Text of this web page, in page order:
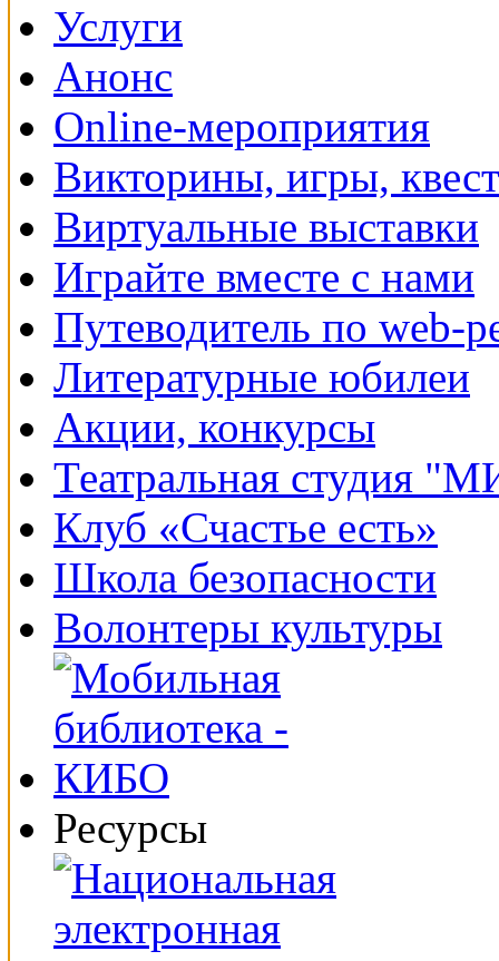
Услуги
Анонс
Online-мероприятия
Викторины, игры,
Виртуальные выставки
Играйте вместе с нами
Путеводитель по web-
Литературные юбилеи
Акции, конкурсы
Театральная студия
Клуб «Счастье есть»
Школа безопасности
Волонтеры культуры
Ресурсы